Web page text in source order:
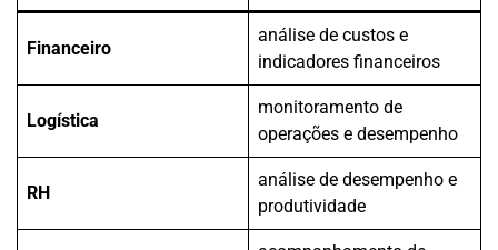
Financeiro
análise de custos e
indicadores financeiros
Logística
monitoramento de
operações e desempenho
RH
análise de desempenho e
produtividade